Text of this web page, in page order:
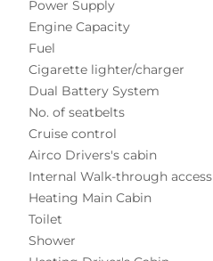
Power Supply
Engine Capacity
Fuel
Cigarette lighter/charger
Dual Battery System
No. of seatbelts
Cruise control
Airco Drivers's cabin
Internal Walk-through access
Heating Main Cabin
Toilet
Shower